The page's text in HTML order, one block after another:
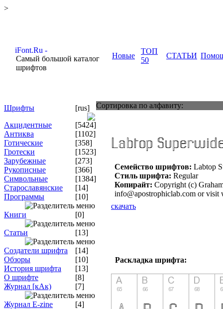
>
Самый большой каталог
шрифтов
Новые
ТОП
50
СТАТЬИ
Шрифты
[rus]
Акцидентные
[5424]
Антиква
[1102]
Готические
[358]
Гротески
[1523]
Зарубежные
[273]
Рукописные
[366]
Символьные
[1384]
Старославянские
[14]
Программы
[10]
Книги [0]
Статьи [13]
Создатели шрифта
[14]
Обзоры
[10]
История шрифта
[13]
О шрифте
[8]
Журнал [кАк)
[7]
Журнал E-zine [4]
Сортировка по алфавиту:
Семейство шрифтов: Labtop
Стиль шрифта: Regular
Копирайт: Copyright (c)
info@apostrophiclab.com or
скачать
Раскладка шрифта: